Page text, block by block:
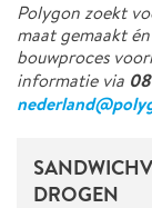
Polygon zoekt
maat gemaakt
bouwproces
informatie via
DROGEN